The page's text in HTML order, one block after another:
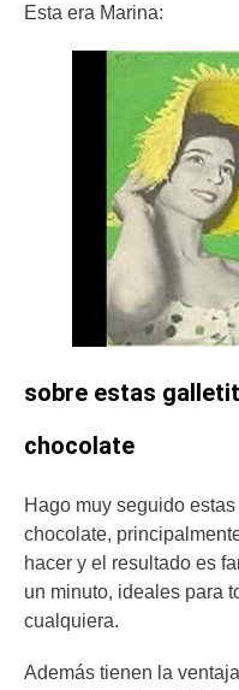
Esta era Marina:
sobre estas
chocolate
Hago muy seguido
chocolate,
hacer y el resultado es
un minuto, ideales para
cualquiera.
Además tienen la